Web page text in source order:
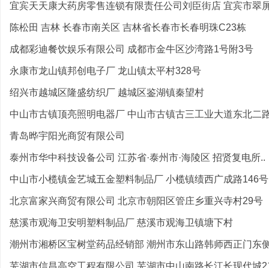
宜宾天天康大药房零售连锁有限责任公司刘臣街店 宜宾市翠
陈松田 吉林 长春市南关区 吉林省长春市长春明珠C23栋
成都彩迪餐饮娱乐有限公司 成都市金牛区沙湾路1号附3号
永康市龙山镇邦创电子厂 龙山镇太平村328号
绍兴市越城区隆盛纺织厂 越城区鉴湖镇秦望村
中山市古镇顶亮照明电器厂 中山市古镇古三工业大道东北二
青岛晔宇阳光商贸有限公司
泰州市华中科技设备公司 江苏省·泰州市·海陵区 招贤复电所..
中山市小榄镇金艺城五金塑料制品厂 小榄镇绩西广成路146号
北京富家兴商贸有限公司 北京市朝阳区管庄乡重兴寺村29号
慈溪市观海卫安明塑料制品厂 慈溪市观海卫镇塘下村
潮州市湘桥区宝树堂药品经销部 潮州市东山路韩师西正门东侧
芜湖市信昌高空工程有限公司 芜湖市中山南路长江长现代城